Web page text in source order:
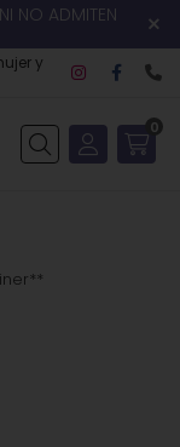
NO ADMITEN
y
Buscar
0